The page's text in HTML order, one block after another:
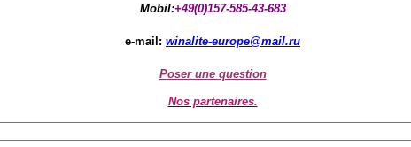
Mobil:+49(0)157-585-43-683
e-mail: winalite-europe@mail.ru
Poser une question
Nos partenaires.